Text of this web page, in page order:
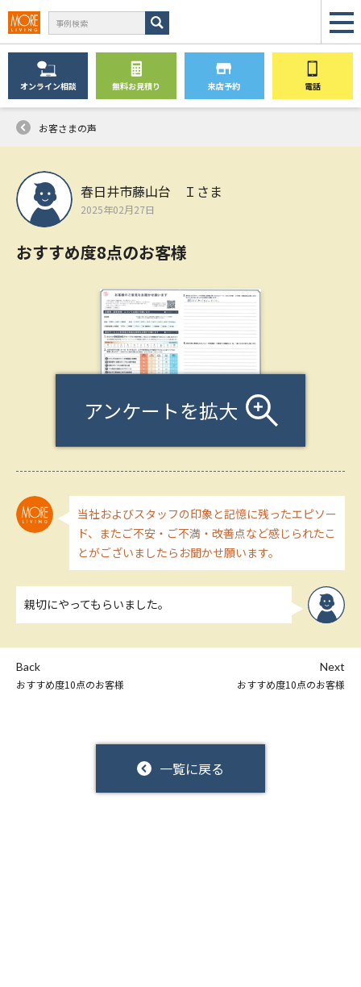
オンライン相談 無料お見積り 来店予約 電話
お客さまの声
春日井市藤山台 Ｉさま
2025年02月27日
おすすめ度8点のお客様
アンケートを拡大
当社およびスタッフの印象と記憶に残ったエピソー
ド、またご不安・ご不満・改善点など感じられたこ
とがございましたらお聞かせ願います。
親切にやってもらいました。
Back
おすすめ度10点のお客様
一覧に戻る
Next
おすすめ度10点のお客様